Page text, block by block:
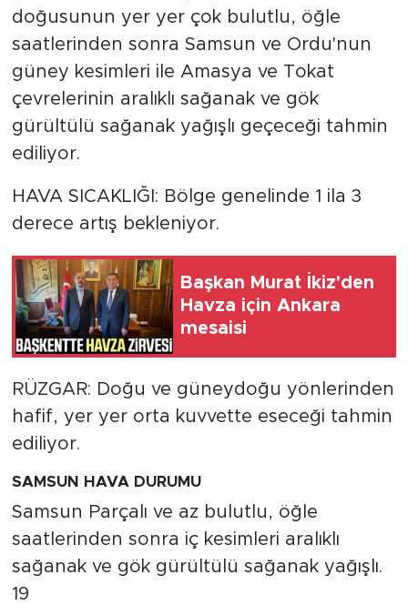
doğusunun yer yer çok bulutlu, öğle
saatlerinden sonra Samsun ve Ordu'nun
güney kesimleri ile Amasya ve Tokat
çevrelerinin aralıklı sağanak ve gök
gürültülü sağanak yağışlı geçeceği tahmin
ediliyor.
HAVA SICAKLIĞI: Bölge genelinde 1 ila 3
derece artış bekleniyor.
Başkan Murat İkiz'den
Havza için Ankara
mesaisi
RÜZGAR: Doğu ve güneydoğu yönlerinden
hafif, yer yer orta kuvvette eseceği tahmin
ediliyor.
SAMSUN HAVA DURUMU
Samsun Parçalı ve az bulutlu, öğle
saatlerinden sonra iç kesimleri aralıklı
sağanak ve gök gürültülü sağanak yağışlı.
19